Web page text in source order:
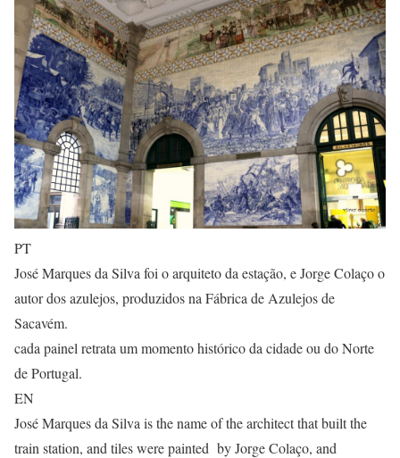
PT
José Marques da Silva foi o arquiteto da estação, e Jorge Colaço o
autor dos azulejos, produzidos na Fábrica de Azulejos de
Sacavém.
cada painel retrata um momento histórico da cidade ou do Norte
de Portugal.
EN
José Marques da Silva is the name of the architect that built the
train station, and tiles were painted by Jorge Colaço, and